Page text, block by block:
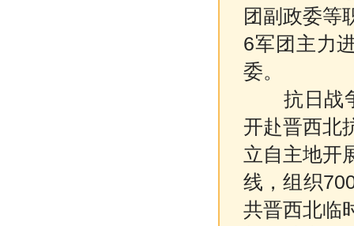
团副政委等
6军团主力
委。
抗日战争
开赴晋西北
立自主地开
线，组织
共晋西北临